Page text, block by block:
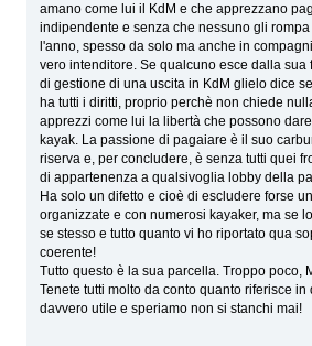
amano come lui il KdM e che apprezzano
indipendente e senza che nessuno gli
l'anno, spesso da solo ma anche in
vero intenditore. Se qualcuno esce dalla sua
di gestione di una uscita in KdM glielo dice
ha tutti i diritti, proprio perchè non chiede
apprezzi come lui la libertà che possono
kayak. La passione di pagaiare è il suo
riserva e, per concludere, è senza tutti quei
di appartenenza a qualsivoglia lobby della
Ha solo un difetto e cioè di escludere forse
organizzate e con numerosi kayaker, ma se
se stesso e tutto quanto vi ho riportato qua
coerente!
Tutto questo è la sua parcella. Troppo poco,
Tenete tutti molto da conto quanto riferisce
davvero utile e speriamo non si stanchi mai!